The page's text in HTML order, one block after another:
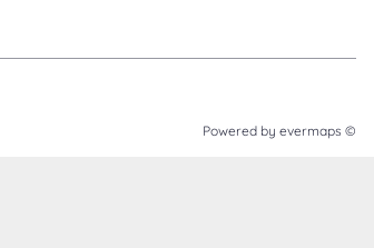
Powered by evermaps ©